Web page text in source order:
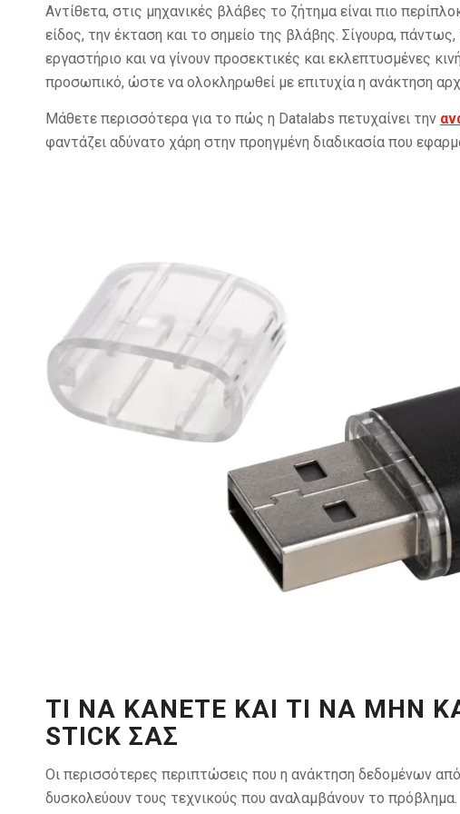
Αντίθετα, στις μηχανικές βλάβες το ζήτημα είναι πιο
είδος, την έκταση και το σημείο της βλάβης. Σίγουρα,
εργαστήριο και να γίνουν προσεκτικές και εκλεπτυσμένες
προσωπικό, ώστε να ολοκληρωθεί με επιτυχία η ανάκτηση
Μάθετε περισσότερα για το πώς η Datalabs πετυχαίνει την
φαντάζει αδύνατο χάρη στην προηγμένη διαδικασία που
ΤΙ ΝΑ ΚΆΝΕΤΕ ΚΑΙ ΤΙ ΝΑ ΜΗΝ
STICK ΣΑΣ
Οι περισσότερες περιπτώσεις που η ανάκτηση δεδομένων από
δυσκολεύουν τους τεχνικούς που αναλαμβάνουν το πρόβλημα.